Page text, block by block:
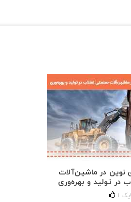
نوین در ماشین‌آلات
در تولید و بهره‌وری
1